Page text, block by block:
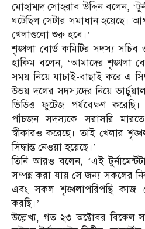
মোহাম্মদ সোহরাব উদ্দিন বলেন,
ঘটেছিল সেটার সমাধান হয়েছে।
খেলাগুলো শুরু হবে।’
শৃঙ্খলা বোর্ড কমিটির সদস্য
হাকিম বলেন, ‘আমাদের শৃঙ্খলা
সময় নিয়ে যাচাই-বাছাই করে এ
উভয় দলের সদস্যদের নিয়ে
ভিডিও ফুটেজ পর্যবেক্ষণ করেছি।
পাঁচজন সদস্যকে সরাসরি
স্বীকারও করেছে। তাই খেলার
সিদ্ধান্ত নেওয়া হয়েছে।’
তিনি আরও বলেন, ‘এই
সম্পন্ন করা যায় সে জন্য সকলের
এবং সকল শৃঙ্খলাপরিপন্থি
করছি।’
উল্লেখ্য, গত ২৩ অক্টোবর বিকেল